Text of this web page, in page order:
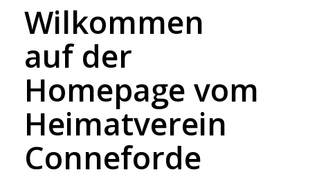
Wilkommen
auf der
Homepage vom
Heimatverein
Conneforde